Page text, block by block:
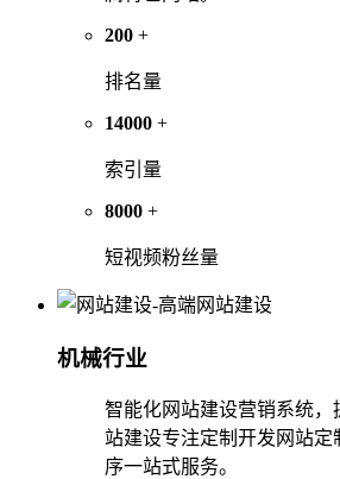
200 +
排名量
14000 +
索引量
8000 +
短视频粉丝量
机械行业
智能化网站建设营销系统，
站建设专注定制开发网站定
序一站式服务。